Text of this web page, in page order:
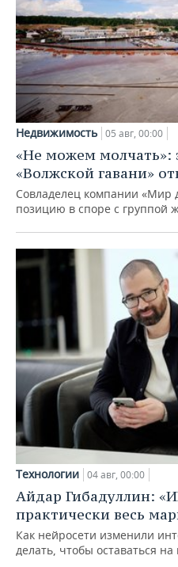
Недвижимость 05 авг, 00:00
«Не можем молчать»:
«Волжской гавани»
Совладелец компании «Мир
позицию в споре с группой
Технологии 04 авг, 00:00
Айдар Гибадуллин:
практически весь
Как нейросети изменили
делать, чтобы оставаться